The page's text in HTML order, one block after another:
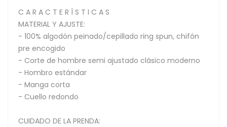
C A R A C T E R Í S T I C A S
MATERIAL Y AJUSTE:
- 100% algodón peinado/cepillado ring spun, chifón
pre encogido
- Corte de hombre semi ajustado clásico moderno
- Hombro estándar
- Manga corta
- Cuello redondo
CUIDADO DE LA PRENDA: